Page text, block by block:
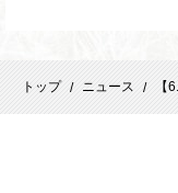
トップ / ニュース / 【